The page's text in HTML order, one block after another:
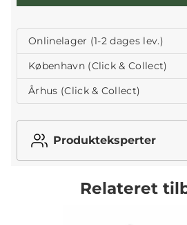
Onlinelager (1-2 dages lev.)
København (Click & Collect)
Århus (Click & Collect)
Produkteksperter
Relateret